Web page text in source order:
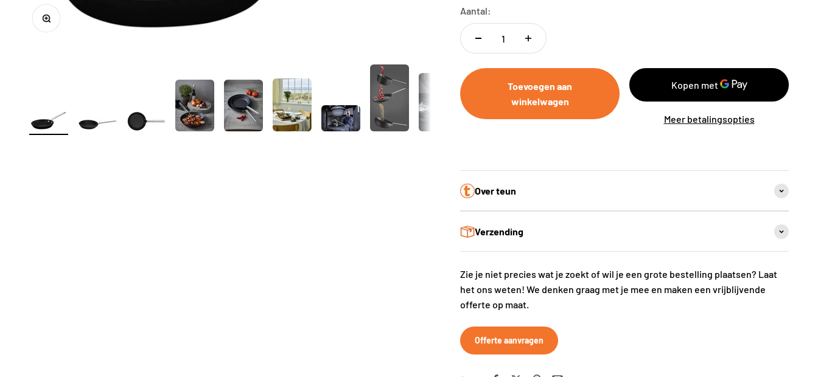
In-/uitzoomen Aantal:
Toevoegen aan
winkelwagen
Meer betalingsopties
Over teun
Verzending
Zie je niet precies wat je zoekt of wil je een grote bestelling plaatsen? Laat
het ons weten! We denken graag met je mee en maken een vrijblijvende
offerte op maat.
Offerte aanvragen